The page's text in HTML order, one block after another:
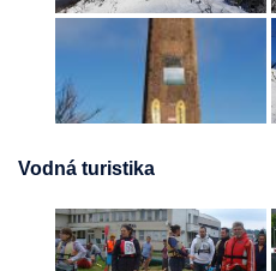
Vodná turistika